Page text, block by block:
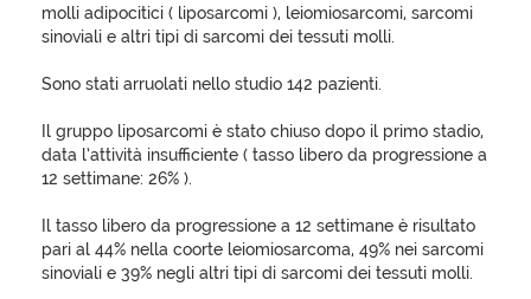
molli adipocitici ( liposarcomi ), leiomiosarcomi, sarcomi
sinoviali e altri tipi di sarcomi dei tessuti molli.
Sono stati arruolati nello studio 142 pazienti.
Il gruppo liposarcomi è stato chiuso dopo il primo stadio,
data l’attività insufficiente ( tasso libero da progressione a
12 settimane: 26% ).
Il tasso libero da progressione a 12 settimane è risultato
pari al 44% nella coorte leiomiosarcoma, 49% nei sarcomi
sinoviali e 39% negli altri tipi di sarcomi dei tessuti molli.